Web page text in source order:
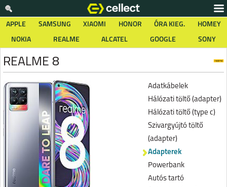
APPLE SAMSUNG XIAOMI HONOR ÓRA KIEG.
HOMEY
NOKIA
REALME ALCATEL GOOGLE SONY
REALME 8
Adatkábelek
Hálózati töltő (adapter)
Hálózati töltő (type c)
Szivargyújtó töltő
(adapter)
Adapterek
Powerbank
Autós tartó